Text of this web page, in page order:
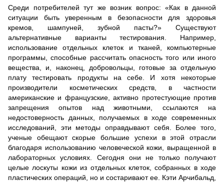
Среди потребителей тут же возник вопрос: «Как в данной
ситуации быть уверенным в безопасности для здоровья
кремов, шампуней, зубной пасты?» Существуют
альтернативные варианты тестирования. Например,
использование отдельных клеток и тканей, компьютерные
программы, способные рассчитать опасность того или иного
вещества, и, наконец, добровольцы, готовые за отдельную
плату тестировать продукты на себе. И хотя некоторые
производители косметических средств, в частности
американские и французские, активно протестующие против
запрещения опытов над животными, ссылаются на
недостоверность данных, получаемых в ходе современных
исследований, эти методы оправдывают себя. Более того,
ученые обещают скорые большие успехи в этой отрасли
благодаря использованию человеческой кожи, выращенной в
лабораторных условиях. Сегодня они не только получают
целые лоскуты кожи из отдельных клеток, собранных в ходе
пластических операций, но и состаривают ее. Кэти Арчибальд,